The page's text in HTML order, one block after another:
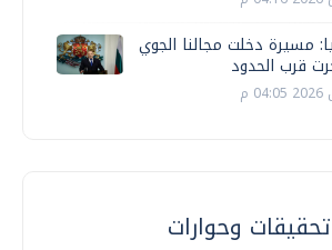
مسيرة دخلت مجالنا الجوي
قرب الحدود
تحقيقات وحوارات